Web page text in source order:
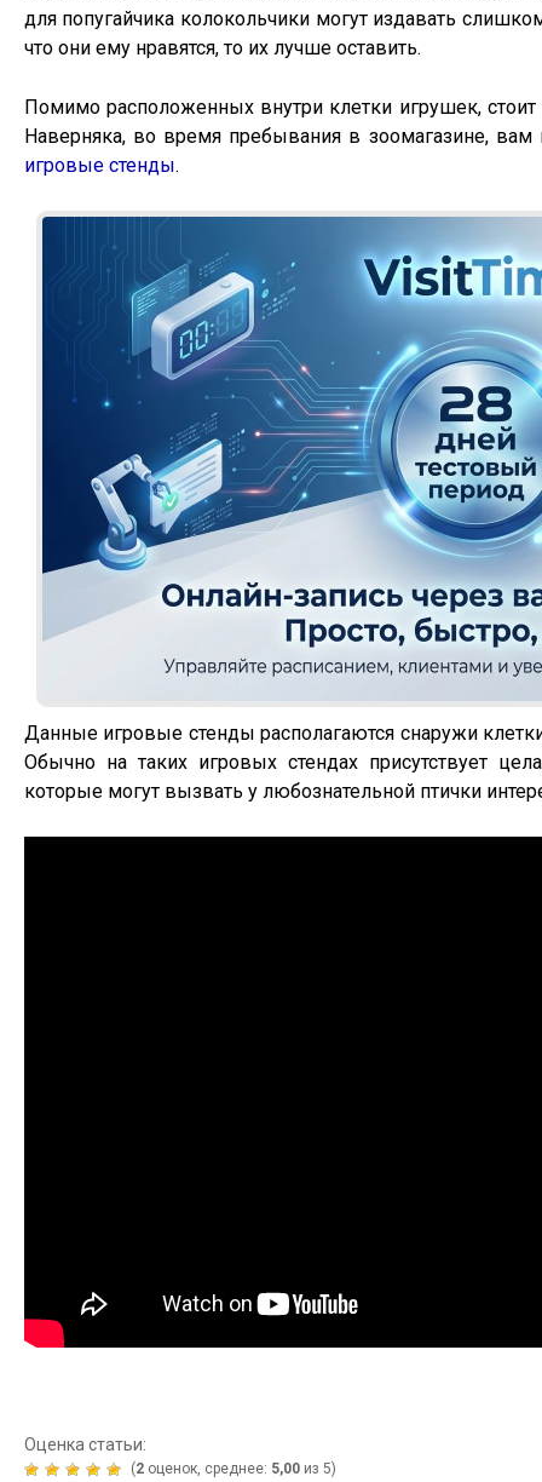
для попугайчика колокольчики могут издавать
что они ему нравятся, то их лучше оставить.
Помимо расположенных внутри клетки игрушек,
Наверняка, во время пребывания в зоомагазине,
игровые стенды.
Данные игровые стенды располагаются снаружи
Обычно на таких игровых стендах присутствует
которые могут вызвать у любознательной птички
Оценка статьи:
(2оценок, среднее: 5,00из 5)